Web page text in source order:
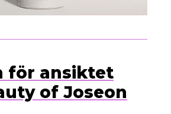
för ansiktet
of Joseon